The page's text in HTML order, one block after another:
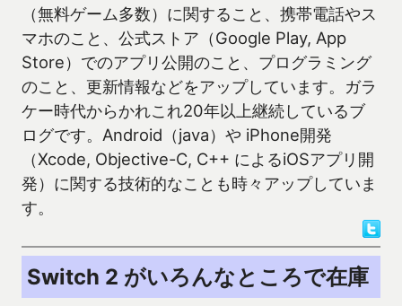
（無料ゲーム多数）に関すること、携帯電話やス
マホのこと、公式ストア（Google Play, App
Store）でのアプリ公開のこと、プログラミング
のこと、更新情報などをアップしています。ガラ
ケー時代からかれこれ20年以上継続しているブ
ログです。Android（java）や iPhone開発
（Xcode, Objective-C, C++ によるiOSアプリ開
発）に関する技術的なことも時々アップしていま
す。
Switch 2 がいろんなところで在庫